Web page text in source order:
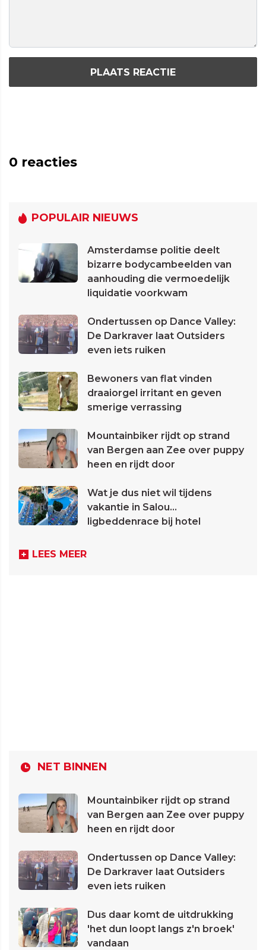
PLAATS REACTIE
0 reacties
POPULAIR NIEUWS
Amsterdamse politie deelt
bizarre bodycambeelden van
aanhouding die vermoedelijk
liquidatie voorkwam
Ondertussen op Dance Valley:
De Darkraver laat Outsiders
even iets ruiken
Bewoners van flat vinden
draaiorgel irritant en geven
smerige verrassing
Mountainbiker rijdt op strand
van Bergen aan Zee over puppy
heen en rijdt door
Wat je dus niet wil tijdens
vakantie in Salou...
ligbeddenrace bij hotel
LEES MEER
NET BINNEN
Mountainbiker rijdt op strand
van Bergen aan Zee over puppy
heen en rijdt door
Ondertussen op Dance Valley:
De Darkraver laat Outsiders
even iets ruiken
Dus daar komt de uitdrukking
'het dun loopt langs z'n broek'
vandaan